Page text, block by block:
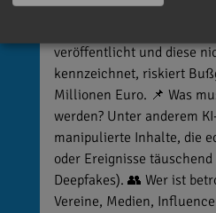
Wichtig zu wissen: Wer
veröffentlicht und diese
kennzeichnet, riskiert
Millionen Euro. 📌 Was
werden? Unter anderem
manipulierte Inhalte, die
oder Ereignisse
Deepfakes). 👥 Wer ist
Vereine, Medien,